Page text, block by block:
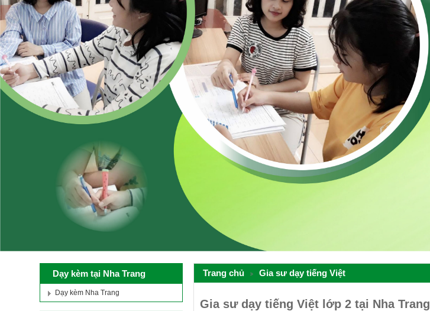
Trang chủ Gia sư dạy tiếng Việt
Gia sư dạy tiếng Việt lớp 2 tại Nha Trang
Dạy kèm tại Nha Trang
Dạy kèm Nha Trang